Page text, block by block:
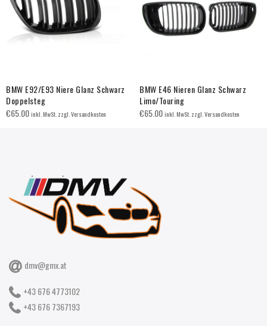
BMW E92/E93 Niere Glanz Schwarz
Doppelsteg
€65.00inkl. MwSt. zzgl. Versandkosten
BMW E46 Nieren Glanz Schwarz
Limo/Touring
€65.00inkl. MwSt. zzgl. Versandkosten
dmv@gmx.at
+43 676 4773102
+43 676 7367193